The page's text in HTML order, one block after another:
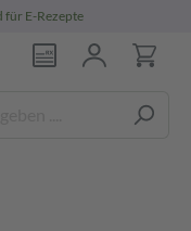
für E-Rezepte